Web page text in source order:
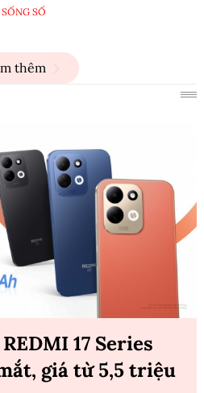
SỐ
thêm
17 Series
giá từ 5,5 triệu